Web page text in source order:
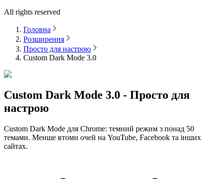
All rights reserved
Головна
Розширення
Просто для настрою
Custom Dark Mode 3.0
Custom Dark Mode 3.0 - Просто для
настрою
Custom Dark Mode для Chrome: темний режим з понад 50
темами. Менше втоми очей на YouTube, Facebook та інших
сайтах.